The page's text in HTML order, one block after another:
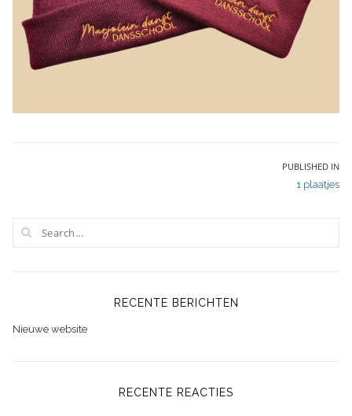
PUBLISHED IN
1 plaatjes
RECENTE BERICHTEN
Nieuwe website
RECENTE REACTIES